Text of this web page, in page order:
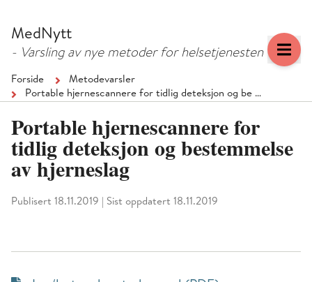
MedNytt
- Varsling av nye metoder for helsetjenesten
Forside
Metodevarsler
Portable hjernescannere for tidlig deteksjon og be …
Portable hjernescannere for
tidlig deteksjon og bestemmelse
av hjerneslag
Publisert 18.11.2019 Sist oppdatert 18.11.2019